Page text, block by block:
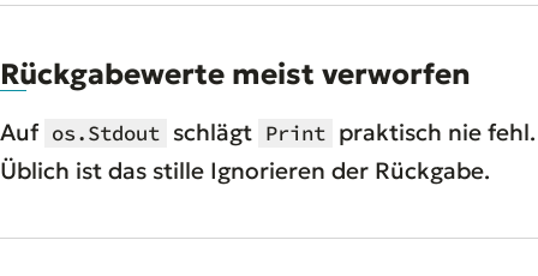
Rückgabewerte meist verworfen
Auf os.Stdout schlägt Print praktisch nie fehl.
Üblich ist das stille Ignorieren der Rückgabe.